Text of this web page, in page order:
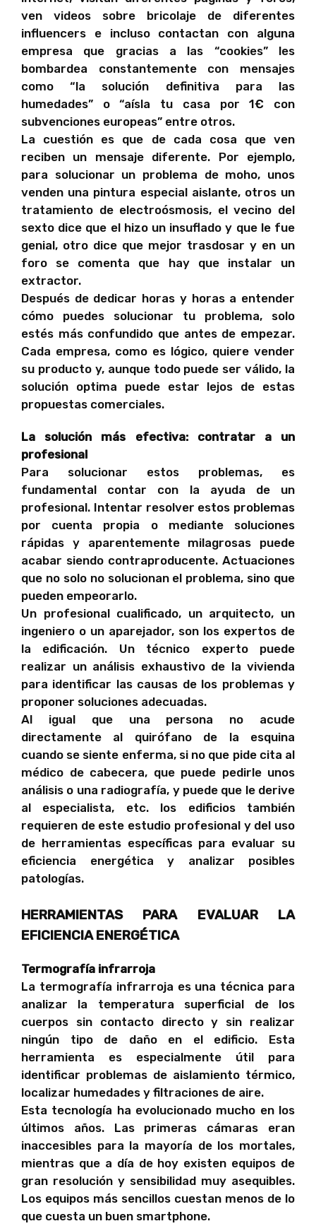
ven videos sobre bricolaje de diferentes
influencers e incluso contactan con alguna
empresa que gracias a las “cookies” les
bombardea constantemente con mensajes
como “la solución definitiva para las
humedades” o “aísla tu casa por 1€ con
subvenciones europeas” entre otros.
La cuestión es que de cada cosa que ven
reciben un mensaje diferente. Por ejemplo,
para solucionar un problema de moho, unos
venden una pintura especial aislante, otros un
tratamiento de electroósmosis, el vecino del
sexto dice que el hizo un insuflado y que le fue
genial, otro dice que mejor trasdosar y en un
foro se comenta que hay que instalar un
extractor.
Después de dedicar horas y horas a entender
cómo puedes solucionar tu problema, solo
estés más confundido que antes de empezar.
Cada empresa, como es lógico, quiere vender
su producto y, aunque todo puede ser válido, la
solución optima puede estar lejos de estas
propuestas comerciales.
La solución más efectiva: contratar a un
profesional
Para solucionar estos problemas, es
fundamental contar con la ayuda de un
profesional. Intentar resolver estos problemas
por cuenta propia o mediante soluciones
rápidas y aparentemente milagrosas puede
acabar siendo contraproducente. Actuaciones
que no solo no solucionan el problema, sino que
pueden empeorarlo.
Un profesional cualificado, un arquitecto, un
ingeniero o un aparejador, son los expertos de
la edificación. Un técnico experto puede
realizar un análisis exhaustivo de la vivienda
para identificar las causas de los problemas y
proponer soluciones adecuadas.
Al igual que una persona no acude
directamente al quirófano de la esquina
cuando se siente enferma, si no que pide cita al
médico de cabecera, que puede pedirle unos
análisis o una radiografía, y puede que le derive
al especialista, etc. los edificios también
requieren de este estudio profesional y del uso
de herramientas específicas para evaluar su
eficiencia energética y analizar posibles
patologías.
HERRAMIENTAS PARA EVALUAR LA
EFICIENCIA ENERGÉTICA
Termografía infrarroja
La termografía infrarroja es una técnica para
analizar la temperatura superficial de los
cuerpos sin contacto directo y sin realizar
ningún tipo de daño en el edificio. Esta
herramienta es especialmente útil para
identificar problemas de aislamiento térmico,
localizar humedades y filtraciones de aire.
Esta tecnología ha evolucionado mucho en los
últimos años. Las primeras cámaras eran
inaccesibles para la mayoría de los mortales,
mientras que a día de hoy existen equipos de
gran resolución y sensibilidad muy asequibles.
Los equipos más sencillos cuestan menos de lo
que cuesta un buen smartphone.